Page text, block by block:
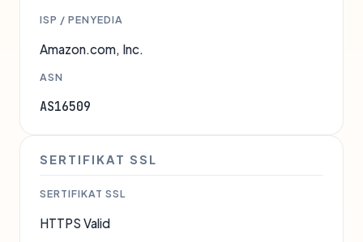
ISP / PENYEDIA
Amazon.com, Inc.
ASN
AS16509
SERTIFIKAT SSL
SERTIFIKAT SSL
HTTPS Valid